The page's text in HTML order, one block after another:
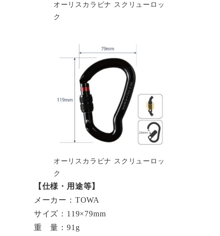
オーリスカラビナ スクリューロッ
ク
オーリスカラビナ スクリューロッ
ク
【仕様・用途等】
メーカー：TOWA
サイズ：119×79mm
重 量：91g